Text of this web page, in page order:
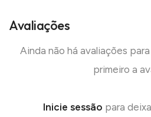
Avaliações
Ainda não há avaliações
primeiro a
Inicie sessão para